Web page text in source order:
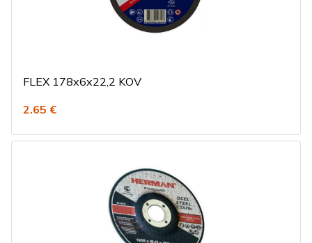
FLEX 178x6x22,2 KOV
2.65 €